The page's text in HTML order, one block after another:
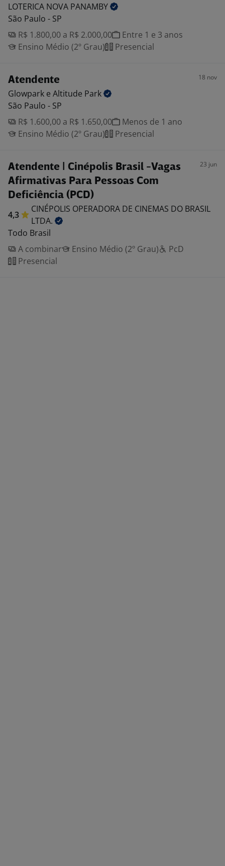
LOTERICA NOVA PANAMBY
São Paulo - SP
R$ 1.800,00 a R$ 2.000,00
Entre 1 e 3 anos
Ensino Médio (2º Grau)
Presencial
Atendente 18 nov
Glowpark e Altitude Park
São Paulo - SP
R$ 1.600,00 a R$ 1.650,00
Menos de 1 ano
Ensino Médio (2º Grau)
Presencial
Atendente | Cinépolis Brasil -Vagas
Afirmativas Para Pessoas Com
Deficiência (PCD)
23 jun
4,3
CINÉPOLIS OPERADORA DE CINEMAS DO BRASIL
LTDA.
Todo Brasil
A combinar
Ensino Médio (2º Grau)
PcD
Presencial